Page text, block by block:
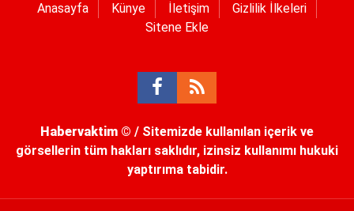
Anasayfa Künye İletişim
Gizlilik İlkeleri
Sitene Ekle
Habervaktim © / Sitemizde kullanılan içerik ve
görsellerin tüm hakları saklıdır, izinsiz kullanımı hukuki
yaptırıma tabidir.